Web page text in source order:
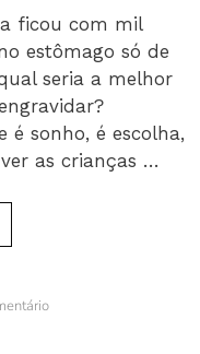
ficou com mil
estômago só de
seria a melhor
é sonho, é escolha,
as crianças …